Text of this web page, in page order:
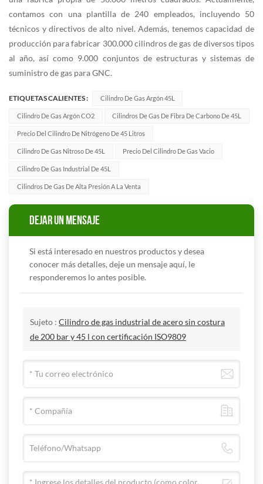
contamos con una plantilla de 240 empleados, incluyendo 50
técnicos y directivos de alto nivel. Además, tenemos capacidad de
producción para fabricar 300.000 cilindros de gas de diversos tipos
al año, así como 9.000 conjuntos de estructuras y sistemas de
suministro de gas para GNC.
ETIQUETAS CALIENTES : Cilindro De Gas Argón 45L
Cilindro De Gas Argón CO2 Cilindros De Gas De Fibra De Carbono De 45L
Precio Del Cilindro De Nitrógeno De 45 Litros
Cilindro De Gas Nitroso De 45L Precio Del Cilindro De Gas Vacio
Cilindro De Gas Industrial De 45L
Cilindros De Gas De Alta Presión A La Venta
DEJAR UN MENSAJE
Si está interesado en nuestros productos y desea
conocer más detalles, deje un mensaje aquí, le
responderemos lo antes posible.
Sujeto : Cilindro de gas industrial de acero sin costura
de 200 bar y 45 l con certificación ISO9809